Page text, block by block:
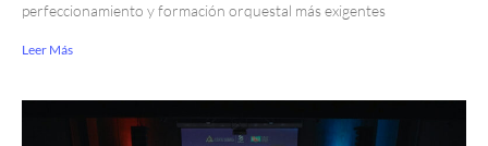
perfeccionamiento y formación orquestal más exigentes
Leer Más